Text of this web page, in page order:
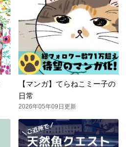
【マンガ】てらねこミー子の
日常
2026年05年09日更新